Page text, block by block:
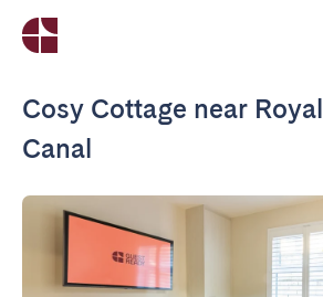
Cosy Cottage near Royal
Canal